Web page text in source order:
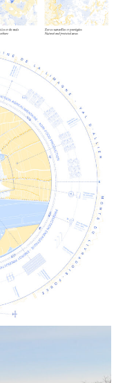
d’economia
agrícola y
proximitat,
d’energies
de
el teixit
als
dels
Chapelles ,
de sucre
tres
en tres
l’esquema
una nova
socio-cultural
a
un parc lineal.
de sucre, un
nou model es
termini, que
delloopde